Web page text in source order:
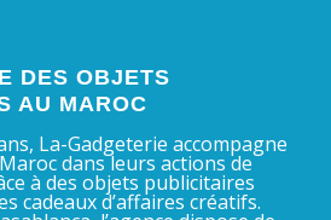
DES OBJETS
AU MAROC
La-Gadgeterie accompagne
dans leurs actions de
à des objets publicitaires
cadeaux d’affaires créatifs.